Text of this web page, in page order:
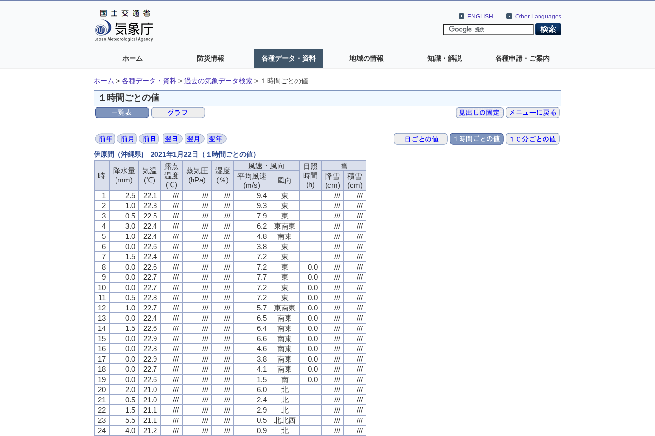
Other Languages
ENGLISH
ホーム 防災情報 各種データ・資料 地域の情報 知識・解説 各種申請・ご案内
ホーム > 各種データ・資料 > 過去の気象データ検索 > １時間ごとの値
１時間ごとの値
伊原間（沖縄県) 2021年1月22日（１時間ごとの値）
時
降水量
(mm)
気温
(℃)
露点
温度
(℃)
蒸気圧
(hPa)
湿度
(％)
風速・風向
日照
時間
(h)
雪
平均風速
(m/s)
風向
降雪
(cm)
積雪
(cm)
1
2.5 22.1 /// /// /// 9.4 東 ///
///
2
1.0 22.3 /// /// /// 9.3 東 ///
///
3
0.5 22.5 /// /// /// 7.9 東 ///
///
4
3.0 22.4 /// /// /// 6.2 東南東 ///
///
5
1.0 22.4 /// /// /// 4.8 南東 ///
///
6
0.0 22.6 /// /// /// 3.8 東 ///
///
7
1.5 22.4 /// /// /// 7.2 東 ///
///
8
0.0 22.6 /// /// /// 7.2 東 0.0 ///
///
9
0.0 22.7 /// /// /// 7.7 東 0.0 ///
///
10
0.0 22.7 /// /// /// 7.2 東 0.0 ///
///
11
0.5 22.8 /// /// /// 7.2 東 0.0 ///
///
12
1.0 22.7 /// /// /// 5.7 東南東 0.0 ///
///
13
0.0 22.4 /// /// /// 6.5 南東 0.0 ///
///
14
1.5 22.6 /// /// /// 6.4 南東 0.0 ///
///
15
0.0 22.9 /// /// /// 6.6 南東 0.0 ///
///
16
0.0 22.8 /// /// /// 4.6 南東 0.0 ///
///
17
0.0 22.9 /// /// /// 3.8 南東 0.0 ///
///
18
0.0 22.7 /// /// /// 4.1 南東 0.0 ///
///
19
0.0 22.6 /// /// /// 1.5 南 0.0 ///
///
20
2.0 21.0 /// /// /// 6.0 北 ///
///
21
0.5 21.0 /// /// /// 2.4 北 ///
///
22
1.5 21.1 /// /// /// 2.9 北 ///
///
23
5.5 21.1 /// /// /// 0.5 北北西 ///
///
24
4.0 21.2 /// /// /// 0.9 北 /// ///